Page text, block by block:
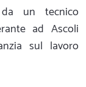
un tecnico
ad Ascoli
sul lavoro